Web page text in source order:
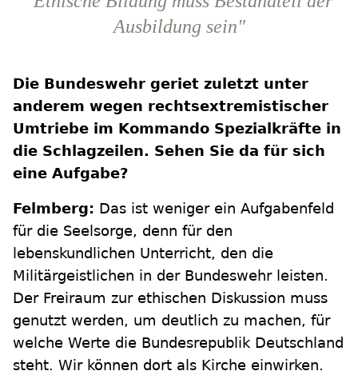
Ausbildung sein"
Die Bundeswehr geriet zuletzt unter
anderem wegen rechtsextremistischer
Umtriebe im Kommando Spezialkräfte in
die Schlagzeilen. Sehen Sie da für sich
eine Aufgabe?
Felmberg: Das ist weniger ein Aufgabenfeld
für die Seelsorge, denn für den
lebenskundlichen Unterricht, den die
Militärgeistlichen in der Bundeswehr leisten.
Der Freiraum zur ethischen Diskussion muss
genutzt werden, um deutlich zu machen, für
welche Werte die Bundesrepublik Deutschland
steht. Wir können dort als Kirche einwirken.